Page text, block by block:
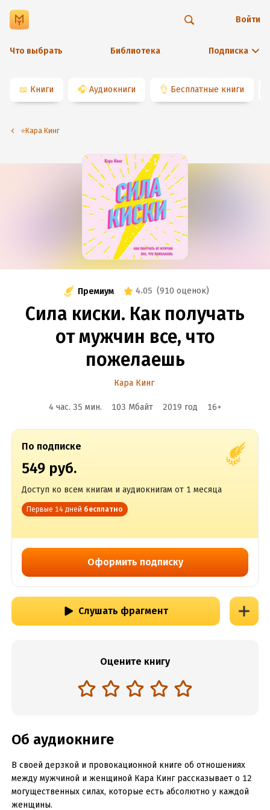
Что выбрать Библиотека Подписка
Войти
📖 Книги 🎧 Аудиокниги 👌 Бесплатные книги
⭐️Кара Кинг
Премиум 4.05 (910 оценок)
Сила киски. Как получать
от мужчин все, что
пожелаешь
Кара Кинг
4 час. 35 мин. 103 Мбайт 2019 год 16+
По подписке
549 руб.
Доступ ко всем книгам и аудиокнигам от 1 месяца
Первые 14 дней бесплатно
Оформить подписку
Слушать фрагмент
Оцените книгу
Об аудиокниге
В своей дерзкой и провокационной книге об отношениях
между мужчиной и женщиной Кара Кинг рассказывает о 12
могущественных силах, которые есть абсолютно у каждой
женщины.